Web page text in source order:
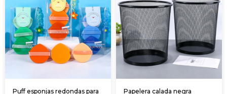
Puff esponjas redondas para
Papelera calada negra